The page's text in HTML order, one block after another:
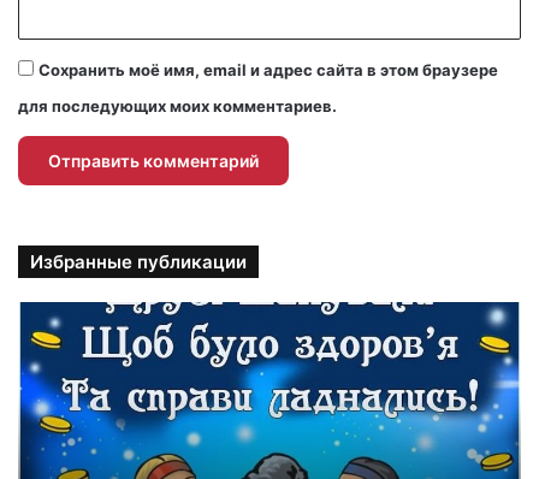
Сохранить моё имя, email и адрес сайта в этом браузере
для последующих моих комментариев.
Избранные публикации
и
к
о